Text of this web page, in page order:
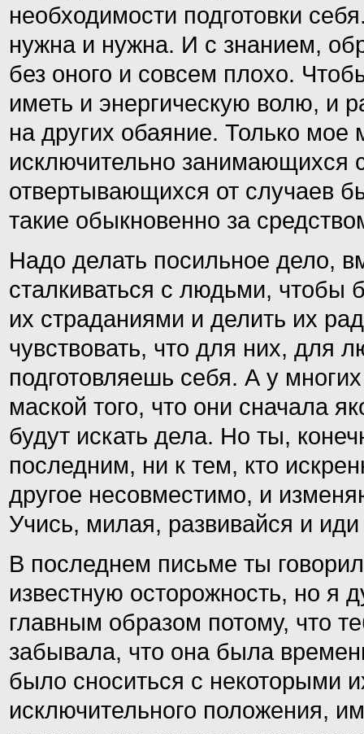
необходимости подготовки
нужна и нужна. И с знанием,
без оного и совсем плохо.
иметь и энергическую волю, и
на других обаяние. Только
исключительно занимающихся
отвертывающихся от случаев
такие обыкновенно за
Надо делать посильное дело,
сталкиваться с людьми, чтобы
их страданиями и делить их
чувствовать, что для них, для
подготовляешь себя. А у
маской того, что они сначала
будут искать дела. Но ты,
последним, ни к тем, кто
другое несовместимо, и
Учись, милая, развивайся и
В последнем письме ты
известную осторожность, но я
главным образом потому, что
забывала, что она была
было сноситься с некоторыми
исключительного положения,